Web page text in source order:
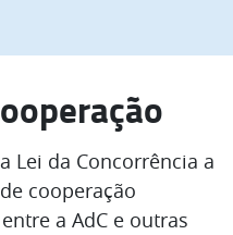
Lei da Concorrência a
cooperação
a AdC e outras